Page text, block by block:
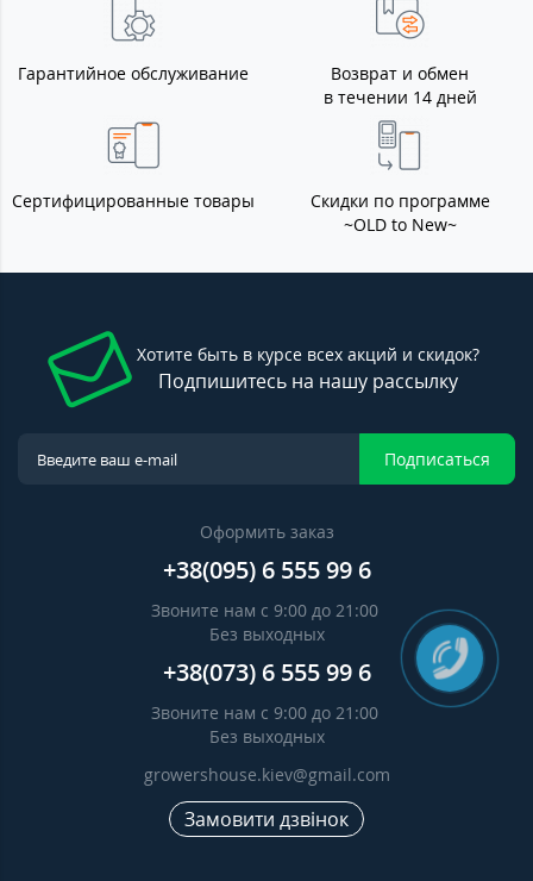
Гарантийное обслуживание
Возврат и обмен
в течении 14 дней
Сертифицированные товары
Скидки по программе
~OLD to New~
Хотите быть в курсе всех акций и скидок?
Подпишитесь на нашу рассылку
Подписаться
Оформить заказ
+38(095) 6 555 99 6
Звоните нам с 9:00 до 21:00
Без выходных
+38(073) 6 555 99 6
Звоните нам с 9:00 до 21:00
Без выходных
growershouse.kiev@gmail.com
Замовити дзвінок